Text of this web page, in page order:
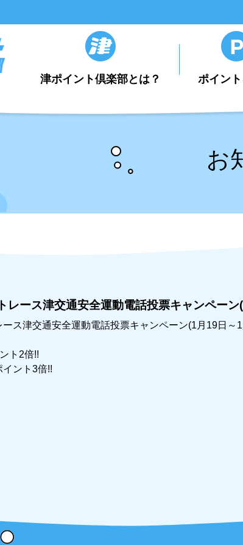
津ポイント倶楽部とは？ ポイン
お
レース津交通安全運動電話投票キャンペー
ス津交通安全運動電話投票キャンペーン(1月19日～
ト2倍!!
ント3倍!!